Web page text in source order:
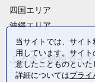
四国エリア
沖縄エリア
ふるさと納税ガイド
当サイトでは、サイ
用しています。サイ
意したことものといた
詳細についてはプライ